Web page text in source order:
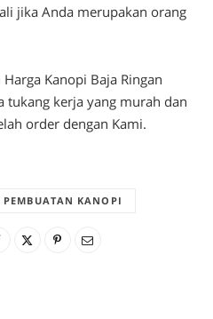
jika Anda merupakan orang
Kanopi Baja Ringan
tukang kerja yang murah dan
order dengan Kami.
PEMBUATAN KANOPI